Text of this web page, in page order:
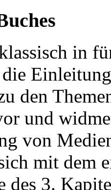
in
den
und
von
mit dem
des 3.